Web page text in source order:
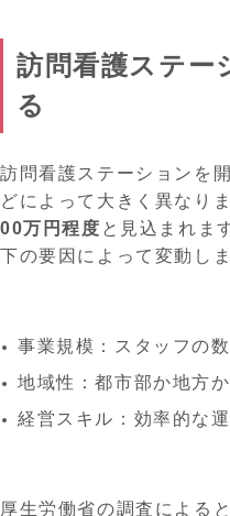
訪問看護ステー
る
訪問看護ステーションを
どによって大きく異なり
00万円程度 と見込まれま
下の要因によって変動しま
事業規模：スタッフの
地域性：都市部か地方
経営スキル：効率的な
厚生労働省の調査による